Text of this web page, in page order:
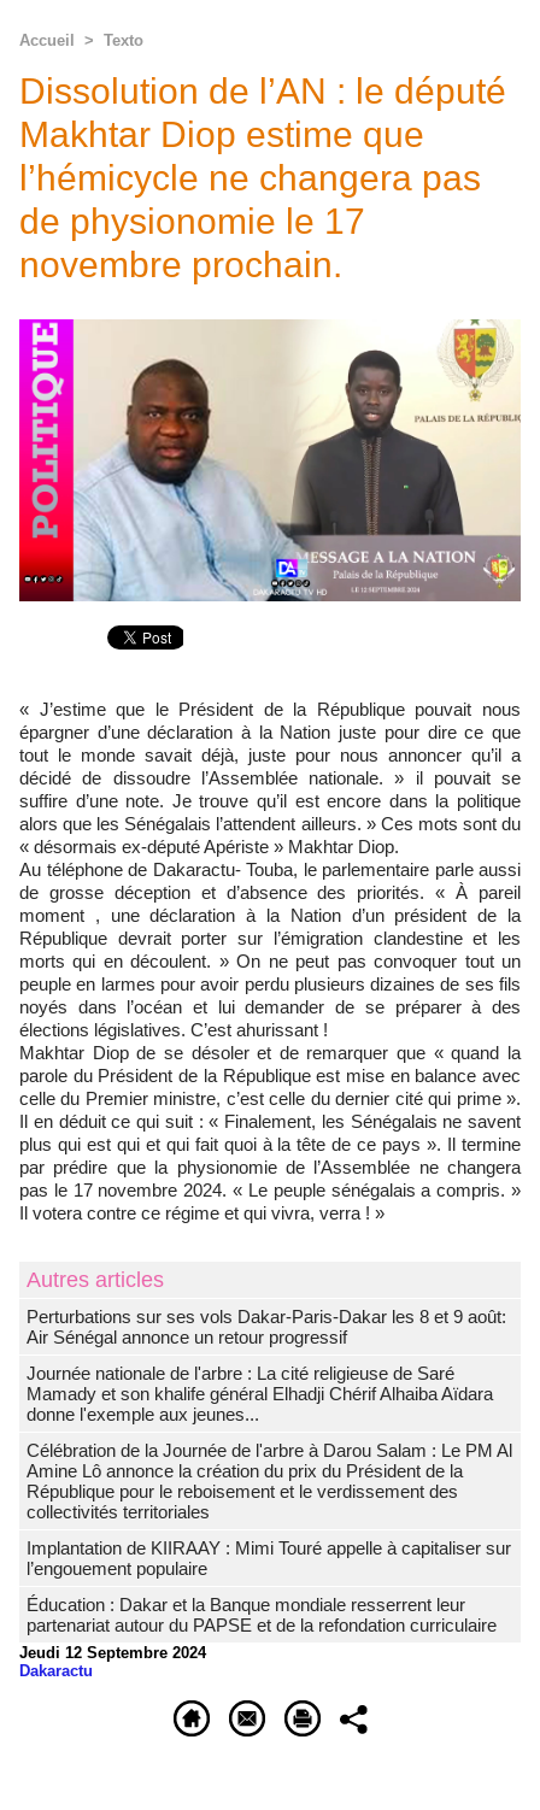
Accueil > Texto
Dissolution de l’AN : le député
Makhtar Diop estime que
l’hémicycle ne changera pas
de physionomie le 17
novembre prochain.
« J’estime que le Président de la République pouvait nous
épargner d’une déclaration à la Nation juste pour dire ce que
tout le monde savait déjà, juste pour nous annoncer qu’il a
décidé de dissoudre l’Assemblée nationale. » il pouvait se
suffire d’une note. Je trouve qu’il est encore dans la politique
alors que les Sénégalais l’attendent ailleurs. » Ces mots sont du
« désormais ex-député Apériste » Makhtar Diop.
Au téléphone de Dakaractu- Touba, le parlementaire parle aussi
de grosse déception et d’absence des priorités. « À pareil
moment , une déclaration à la Nation d’un président de la
République devrait porter sur l’émigration clandestine et les
morts qui en découlent. » On ne peut pas convoquer tout un
peuple en larmes pour avoir perdu plusieurs dizaines de ses fils
noyés dans l’océan et lui demander de se préparer à des
élections législatives. C’est ahurissant !
Makhtar Diop de se désoler et de remarquer que « quand la
parole du Président de la République est mise en balance avec
celle du Premier ministre, c’est celle du dernier cité qui prime ».
Il en déduit ce qui suit : « Finalement, les Sénégalais ne savent
plus qui est qui et qui fait quoi à la tête de ce pays ». Il termine
par prédire que la physionomie de l’Assemblée ne changera
pas le 17 novembre 2024. « Le peuple sénégalais a compris. »
Il votera contre ce régime et qui vivra, verra ! »
Autres articles
Perturbations sur ses vols Dakar-Paris-Dakar les 8 et 9 août:
Air Sénégal annonce un retour progressif
Journée nationale de l'arbre : La cité religieuse de Saré
Mamady et son khalife général Elhadji Chérif Alhaiba Aïdara
donne l'exemple aux jeunes...
Célébration de la Journée de l'arbre à Darou Salam : Le PM Al
Amine Lô annonce la création du prix du Président de la
République pour le reboisement et le verdissement des
collectivités territoriales
Implantation de KIIRAAY : Mimi Touré appelle à capitaliser sur
l’engouement populaire
Éducation : Dakar et la Banque mondiale resserrent leur
partenariat autour du PAPSE et de la refondation curriculaire
Jeudi 12 Septembre 2024
Dakaractu